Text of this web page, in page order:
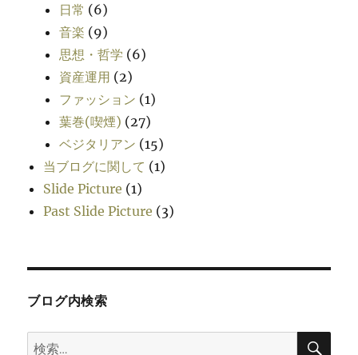
日常 (6)
音楽 (9)
思想・哲学 (6)
資産運用 (2)
ファッション (1)
葉巻(喫煙) (27)
ベジタリアン (15)
当ブログに関して (1)
Slide Picture (1)
Past Slide Picture (3)
ブログ内検索
検
検